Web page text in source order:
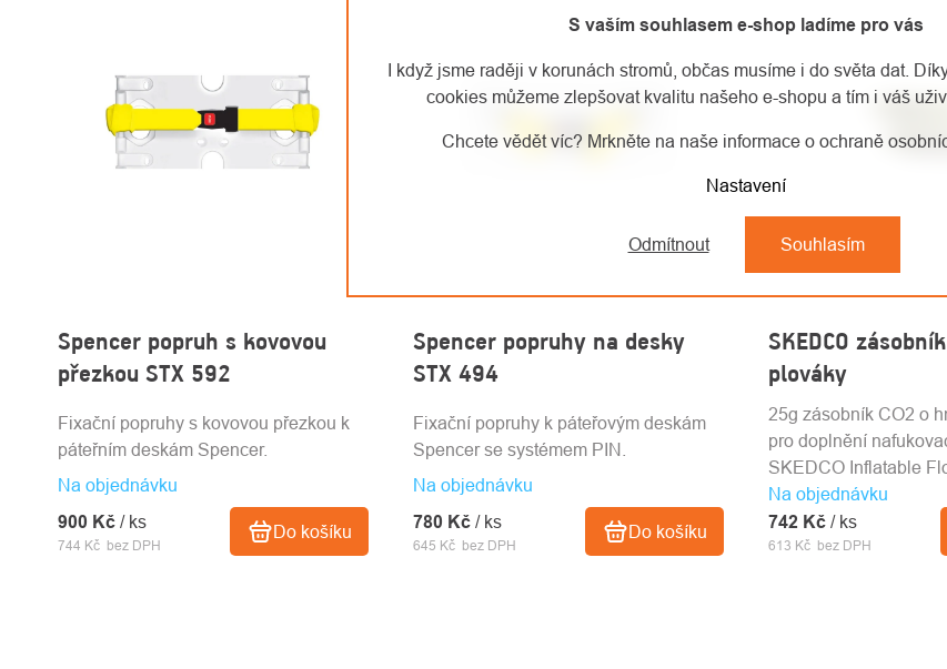
S vaším souhlasem e-shop ladíme pro vás
I když jsme raději v korunách stromů, občas musíme i do světa dat.
cookies můžeme zlepšovat kvalitu našeho e-shopu a tím i váš
Chcete vědět víc? Mrkněte na naše informace o ochraně
Nastavení
Odmítnout Souhlasím
Spencer popruh s kovovou
přezkou STX 592
Na objednávku
744 Kč bez DPH
900 Kč / ks Do košíku
Fixační popruhy s kovovou přezkou k
páteřním deskám Spencer.
Spencer popruhy na desky
STX 494
Na objednávku
645 Kč bez DPH
780 Kč / ks Do košíku
Fixační popruhy k páteřovým deskám
Spencer se systémem PIN.
SKEDCO
plováky
Na objednávku
613 Kč bez DPH
742 Kč / ks
25g zásobník CO2 o
pro doplnění
SKEDCO Inflatable